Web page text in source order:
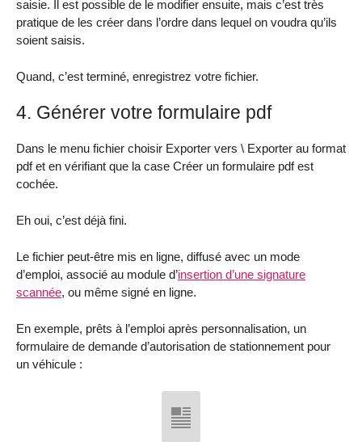
saisie. Il est possible de le modifier ensuite, mais c’est très
pratique de les créer dans l’ordre dans lequel on voudra qu’ils
soient saisis.
Quand, c’est terminé, enregistrez votre fichier.
4. Générer votre formulaire pdf
Dans le menu fichier choisir Exporter vers \ Exporter au format
pdf et en vérifiant que la case Créer un formulaire pdf est
cochée.
Eh oui, c’est déjà fini.
Le fichier peut-être mis en ligne, diffusé avec un mode
d’emploi, associé au module d’insertion d’une signature
scannée, ou même signé en ligne.
En exemple, prêts à l’emploi après personnalisation, un
formulaire de demande d’autorisation de stationnement pour
un véhicule :